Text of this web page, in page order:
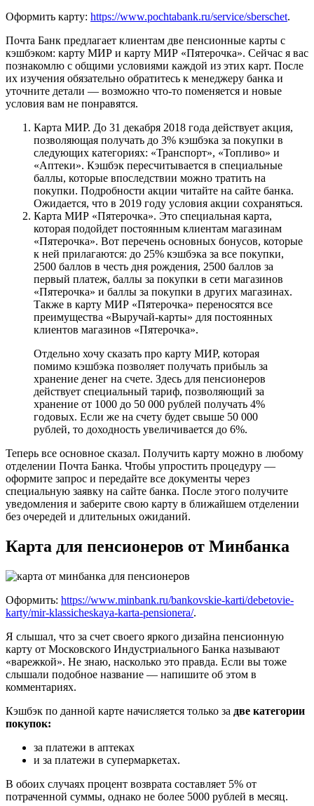
Оформить карту: https://www.pochtabank.ru/service/sberschet.
Почта Банк предлагает клиентам две пенсионные карты с
кэшбэком: карту МИР и карту МИР «Пятерочка». Сейчас я вас
познакомлю с общими условиями каждой из этих карт. После
их изучения обязательно обратитесь к менеджеру банка и
уточните детали — возможно что-то поменяется и новые
условия вам не понравятся.
Карта МИР. До 31 декабря 2018 года действует акция,
позволяющая получать до 3% кэшбэка за покупки в
следующих категориях: «Транспорт», «Топливо» и
«Аптеки». Кэшбэк пересчитывается в специальные
баллы, которые впоследствии можно тратить на
покупки. Подробности акции читайте на сайте банка.
Ожидается, что в 2019 году условия акции сохраняться.
Карта МИР «Пятерочка». Это специальная карта,
которая подойдет постоянным клиентам магазинам
«Пятерочка». Вот перечень основных бонусов, которые
к ней прилагаются: до 25% кэшбэка за все покупки,
2500 баллов в честь дня рождения, 2500 баллов за
первый платеж, баллы за покупки в сети магазинов
«Пятерочка» и баллы за покупки в других магазинах.
Также в карту МИР «Пятерочка» переносятся все
преимущества «Выручай-карты» для постоянных
клиентов магазинов «Пятерочка».
Отдельно хочу сказать про карту МИР, которая
помимо кэшбэка позволяет получать прибыль за
хранение денег на счете. Здесь для пенсионеров
действует специальный тариф, позволяющий за
хранение от 1000 до 50 000 рублей получать 4%
годовых. Если же на счету будет свыше 50 000
рублей, то доходность увеличивается до 6%.
Теперь все основное сказал. Получить карту можно в любому
отделении Почта Банка. Чтобы упростить процедуру —
оформите запрос и передайте все документы через
специальную заявку на сайте банка. После этого получите
уведомления и заберите свою карту в ближайшем отделении
без очередей и длительных ожиданий.
Карта для пенсионеров от Минбанка
Оформить: https://www.minbank.ru/bankovskie-karti/debetovie-
karty/mir-klassicheskaya-karta-pensionera/.
Я слышал, что за счет своего яркого дизайна пенсионную
карту от Московского Индустриального Банка называют
«варежкой». Не знаю, насколько это правда. Если вы тоже
слышали подобное название — напишите об этом в
комментариях.
Кэшбэк по данной карте начисляется только за две категории
покупок:
за платежи в аптеках
и за платежи в супермаркетах.
В обоих случаях процент возврата составляет 5% от
потраченной суммы, однако не более 5000 рублей в месяц.